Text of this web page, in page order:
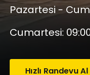
Pazartesi -
Cumartesi:
Hızlı Randevu Al